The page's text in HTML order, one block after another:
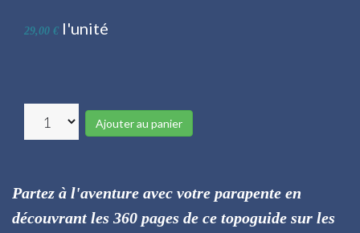
29,00 € l'unité
Ajouter au panier
Partez à l'aventure avec votre parapente en
découvrant les 360 pages de ce topoguide sur les